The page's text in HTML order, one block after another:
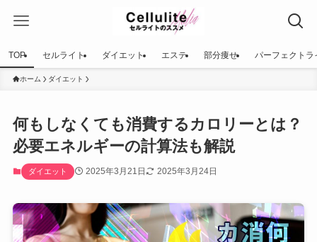
TOP セルライト ダイエット エステ 部分痩せ パーフェクトラ
ホーム ダイエット
何もしなくても消費するカロリーとは？
必要エネルギーの計算法も解説
ダイエット 2025年3月21日 2025年3月24日